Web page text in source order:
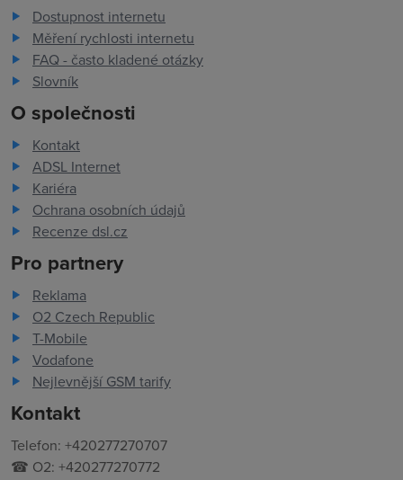
Dostupnost internetu
Měření rychlosti internetu
FAQ - často kladené otázky
Slovník
O společnosti
Kontakt
ADSL Internet
Kariéra
Ochrana osobních údajů
Recenze dsl.cz
Pro partnery
Reklama
O2 Czech Republic
T-Mobile
Vodafone
Nejlevnější GSM tarify
Kontakt
Telefon: +420277270707
☎ O2: +420277270772